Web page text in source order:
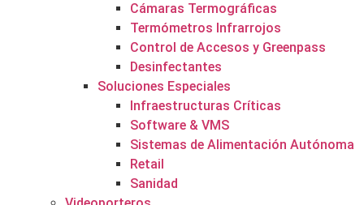
Cámaras Termográficas
Termómetros Infrarrojos
Control de Accesos y Greenpass
Desinfectantes
Soluciones Especiales
Infraestructuras Críticas
Software & VMS
Sistemas de Alimentación Autónoma
Retail
Sanidad